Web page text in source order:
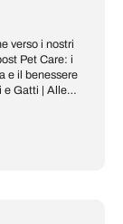
comme le laser,
attirent pas
des jeux
verso i nostri
Pet Care: i
e il benessere
Gatti | Alleva